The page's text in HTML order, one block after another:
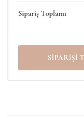
Sipariş Toplamı